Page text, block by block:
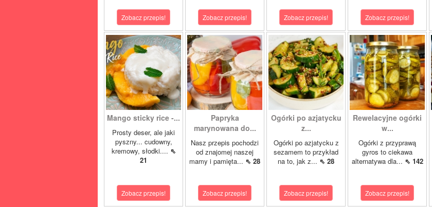
Zobacz przepis! Zobacz przepis! Zobacz przepis! Zobacz przepis!
Mango sticky rice -...
Prosty deser, ale jaki
pyszny... cudowny,
kremowy, słodki.... ⇖
21
Zobacz przepis!
Papryka
marynowana do...
Nasz przepis pochodzi
od znajomej naszej
mamy i pamięta... ⇖ 28
Zobacz przepis!
Ogórki po azjatycku
z...
Ogórki po azjatycku z
sezamem to przykład
na to, jak z... ⇖ 28
Zobacz przepis!
Rewelacyjne ogórki
w...
Ogórki z przyprawą
gyros to ciekawa
alternatywa dla... ⇖ 142
Zobacz przepis!